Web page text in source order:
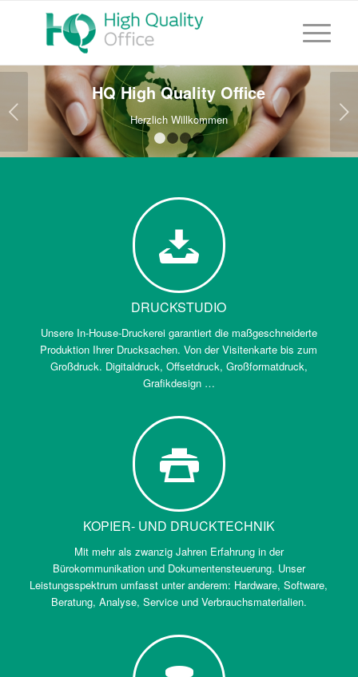
HQ High Quality Office
Herzlich Willkommen Weiter
1 2 3 4
DRUCKSTUDIO
Unsere In-House-Druckerei garantiert die maßgeschneiderte
Produktion Ihrer Drucksachen. Von der Visitenkarte bis zum
Großdruck. Digitaldruck, Offsetdruck, Großformatdruck,
Grafikdesign …
KOPIER- UND DRUCKTECHNIK
Mit mehr als zwanzig Jahren Erfahrung in der
Bürokommunikation und Dokumentensteuerung. Unser
Leistungsspektrum umfasst unter anderem: Hardware, Software,
Beratung, Analyse, Service und Verbrauchsmaterialien.